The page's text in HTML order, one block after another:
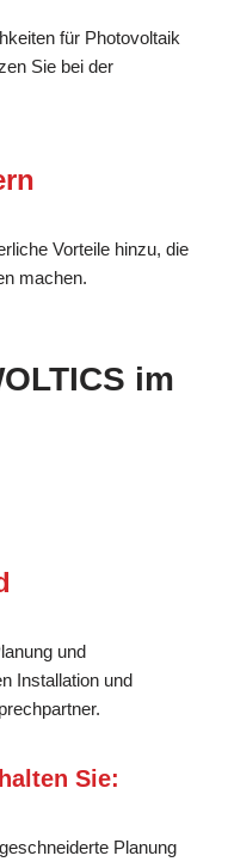
für Photovoltaik
Sie bei der
Vorteile hinzu, die
machen.
im
und
Installation und
Sie:
Planung